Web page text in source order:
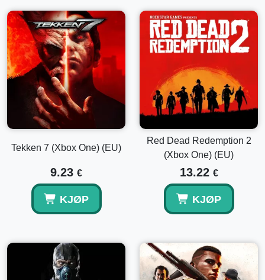
Tekken 7 (Xbox One) (EU)
9.23 €
KJØP
Red Dead Redemption 2
(Xbox One) (EU)
13.22 €
KJØP